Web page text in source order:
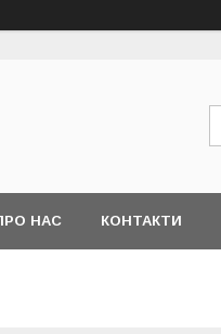
НАС КОНТАКТИ